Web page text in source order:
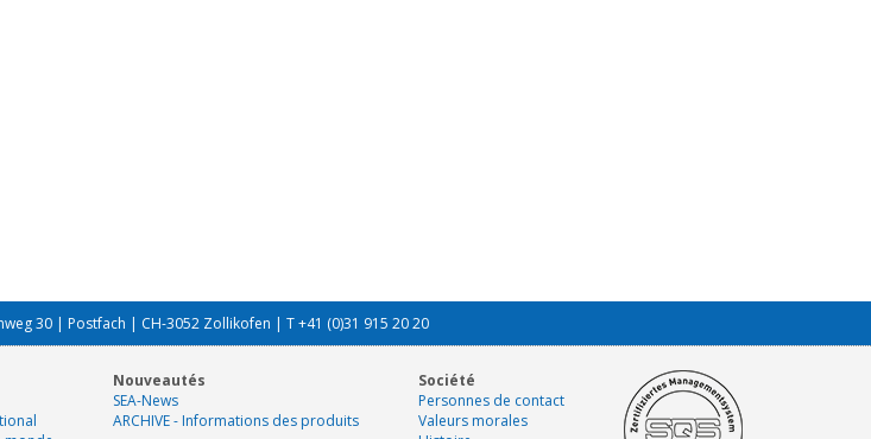
30 | Postfach | CH-3052 Zollikofen | T +41 (0)31 915 20 20
Nouveautés
SEA-News
ARCHIVE - Informations des produits
Société
Personnes de contact
Valeurs morales